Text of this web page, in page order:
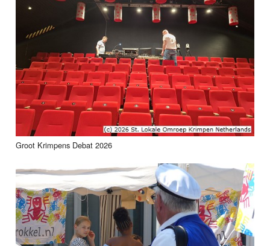
Vacatures
Info
Groot Krimpens Debat 2026